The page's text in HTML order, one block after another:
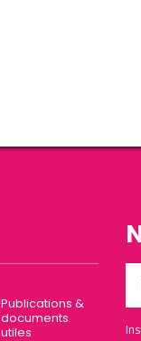
Publications &
documents
utiles